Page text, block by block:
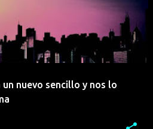
un nuevo sencillo y nos lo